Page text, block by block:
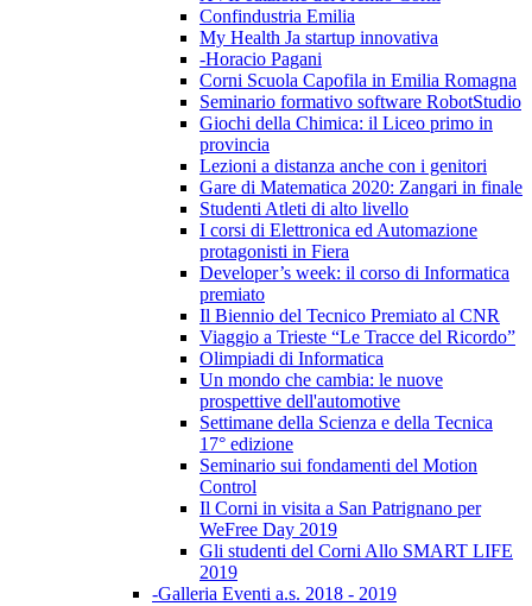
Confindustria Emilia
My Health Ja startup innovativa
-Horacio Pagani
Corni Scuola Capofila in Emilia Romagna
Seminario formativo software RobotStudio
Giochi della Chimica: il Liceo primo in
provincia
Lezioni a distanza anche con i genitori
Gare di Matematica 2020: Zangari in finale
Studenti Atleti di alto livello
I corsi di Elettronica ed Automazione
protagonisti in Fiera
Developer’s week: il corso di Informatica
premiato
Il Biennio del Tecnico Premiato al CNR
Viaggio a Trieste “Le Tracce del Ricordo”
Olimpiadi di Informatica
Un mondo che cambia: le nuove
prospettive dell'automotive
Settimane della Scienza e della Tecnica
17° edizione
Seminario sui fondamenti del Motion
Control
Il Corni in visita a San Patrignano per
WeFree Day 2019
Gli studenti del Corni Allo SMART LIFE
2019
-Galleria Eventi a.s. 2018 - 2019